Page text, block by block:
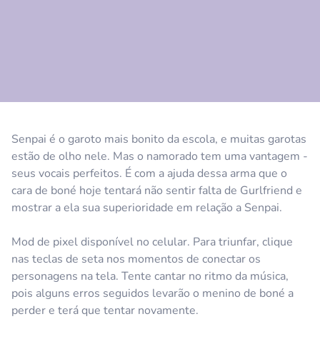
Senpai é o garoto mais bonito da escola, e muitas garotas
estão de olho nele. Mas o namorado tem uma vantagem -
seus vocais perfeitos. É com a ajuda dessa arma que o
cara de boné hoje tentará não sentir falta de Gurlfriend e
mostrar a ela sua superioridade em relação a Senpai.
Mod de pixel disponível no celular. Para triunfar, clique
nas teclas de seta nos momentos de conectar os
personagens na tela. Tente cantar no ritmo da música,
pois alguns erros seguidos levarão o menino de boné a
perder e terá que tentar novamente.